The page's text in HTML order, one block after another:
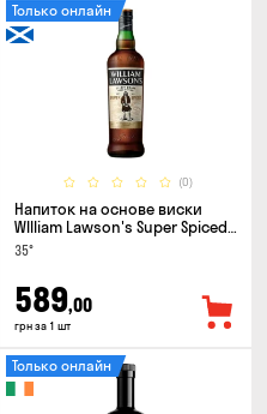
(0)
Только онлайн
Напиток на основе виски
WIlliam Lawson's Super Spiced
3 года 0.7л
35°
589,00
грн за 1 шт
Только онлайн